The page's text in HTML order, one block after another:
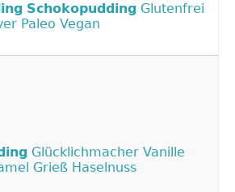
Schokopudding Glutenfrei
Paleo Vegan
Glücklichmacher Vanille
Grieß Haselnuss